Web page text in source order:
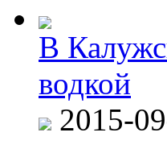
В
водкой
2015-